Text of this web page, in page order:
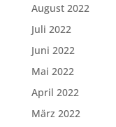
August 2022
Juli 2022
Juni 2022
Mai 2022
April 2022
März 2022